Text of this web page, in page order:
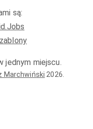
są:
jednym miejscu.
Marchwiński 2026